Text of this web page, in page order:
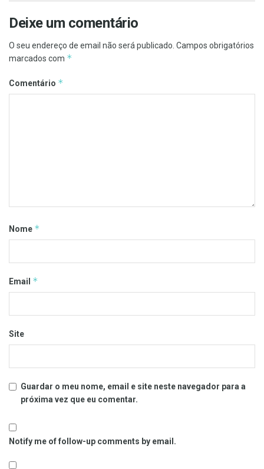
Deixe um comentário
O seu endereço de email não será publicado. Campos obrigatórios
marcados com *
Comentário *
Nome *
Email *
Site
Guardar o meu nome, email e site neste navegador para a
próxima vez que eu comentar.
Notify me of follow-up comments by email.